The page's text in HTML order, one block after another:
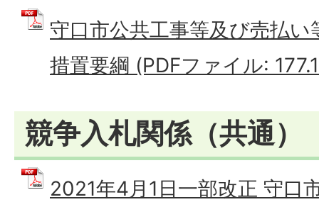
守口市公共工事等及び売払
措置要綱 (PDFファイル:
競争入札関係（共通）
2021年4月1日一部改正 守口